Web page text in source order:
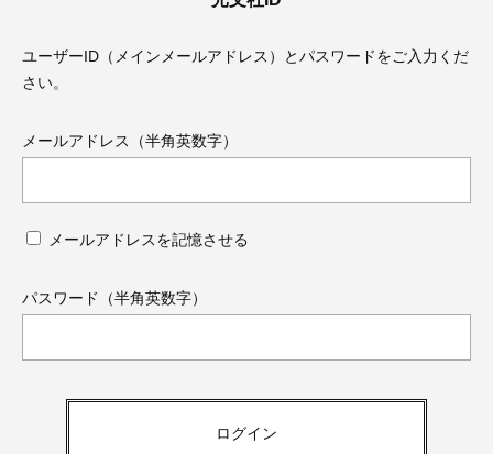
ス学」
ユーザーID（メインメールアドレス）とパスワードをご入力くだ
さい。
メールアドレス（半角英数字）
メールアドレスを記憶させる
パスワード（半角英数字）
ログイン